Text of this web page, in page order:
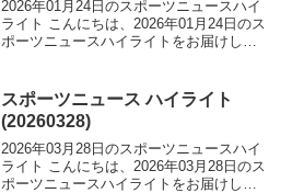
2026年01月24日のスポーツニュースハイ
ライト こんにちは、2026年01月24日のス
ポーツニュースハイライトをお届けしま
なおみに苦言。さらに、SB周東佑京が5
年...
スポーツニュース ハイライト
(20260328)
2026年03月28日のスポーツニュースハイ
ライト こんにちは、2026年03月28日のス
ポーツニュースハイライトをお届けしま